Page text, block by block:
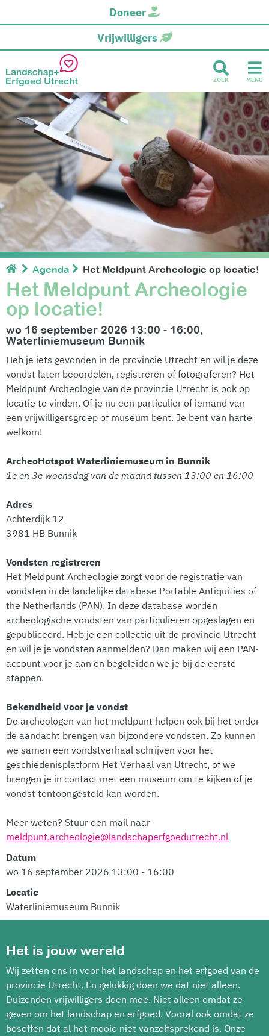
Doneer
Vrijwilligers
ZOEK MENU
Agenda Het Meldpunt Archeologie op locatie!
Het Meldpunt Archeologie
op locatie!
wo 16 september 2026 13:00 - 16:00,
Waterliniemuseum Bunnik
Heb je iets gevonden in de provincie Utrecht en wil je deze
vondst laten beoordelen, registreren of fotograferen? Het
Meldpunt Archeologie van de provincie Utrecht is ook op
locatie te vinden. Of je nu een particulier of iemand van
een vrijwilligersgroep of museum bent. Je bent van harte
welkom!
ArcheoHotspot Waterliniemuseum in Bunnik
1e en 3e woensdag van de maand tussen 13:00 en 16:00
Adres
Achterdijk 12
3981 HB Bunnik
Vondsten registreren
Het Meldpunt Archeologie zorgt voor de registratie van
vondsten in de landelijke database Portable Antiquities of
the Netherlands (PAN). In deze database worden
archeologische vondsten van particulieren opgeslagen en
gepubliceerd. Heb je een collectie uit de provincie Utrecht
en wil je je vondsten aanmelden? Dan maken wij een PAN-
account voor je aan en begeleiden we je bij de eerste
stappen.
Bekendheid voor je vondst
De archeologen van het meldpunt helpen ook bij het onder
de aandacht brengen van bijzondere vondsten. Zo kunnen
we samen een vondstverhaal schrijven voor het
geschiedenisplatform Het Verhaal van Utrecht, of we
brengen je in contact met een museum om te kijken of je
vondst tentoongesteld kan worden.
Meer weten? Stuur een mail naar
meldpunt.archeologie@landschaperfgoedutrecht.nl
Datum
wo 16 september 2026 13:00 - 16:00
Locatie
Waterliniemuseum Bunnik
Het is jouw wereld
Wij zetten ons in voor het landschap en het erfgoed van de
provincie Utrecht. En gelukkig doen we dat niet alleen.
Duizenden vrijwilligers doen mee. Niet alleen omdat ze
geven om het landschap en erfgoed. Vooral ook omdat ze
beseffen dat al het mooie niet vanzelfsprekend is. Onze